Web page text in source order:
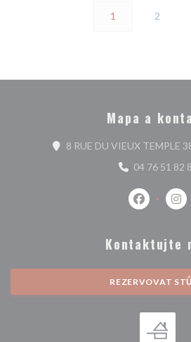
1 2
Mapa a
8 RUE DU VIEUX TEMPLE
04 76 51 82
Facebook
Kontaktujte
REZERVOVAT